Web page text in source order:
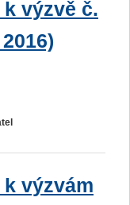
výzvě č.
výzvám